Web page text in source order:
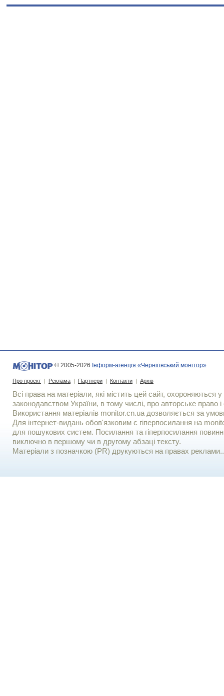
© 2005-2026 Інформ-агенція «Чернігівський монітор»
Про проект | Реклама | Партнери | Контакти | Архів
Всі права на матеріали, які містить цей сайт, охороняються у
законодавством України, в тому числі, про авторське право і
Використання матерiалiв monitor.cn.ua дозволяється за
Для iнтернет-видань обов'язковим є гiперпосилання на
для пошукових систем. Посилання та гіперпосилання
виключно в першому чи в другому абзаці тексту.
Матеріали з позначкою (PR) друкуються на правах реклами..